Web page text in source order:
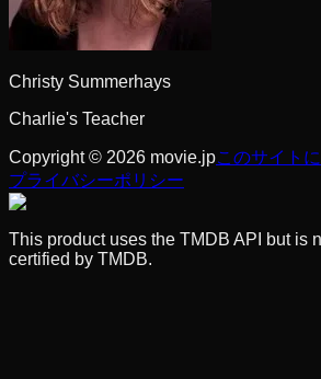
Christy Summerhays
Charlie's Teacher
Copyright © 2026 movie.jpこのサイト
プライバシーポリシー
This product uses the TMDB API but is
certified by TMDB.